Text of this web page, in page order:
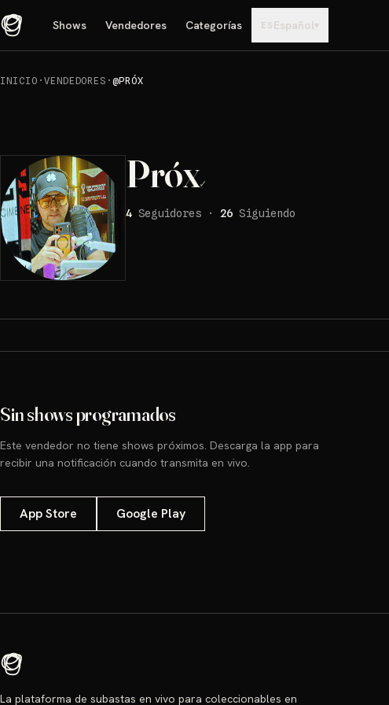
Shows Vendedores Categorías ES Español▾
INICIO · VENDEDORES ·@PRÓX
Próx✓
4 Seguidores · 26 Siguiendo
Sin shows programados
Este vendedor no tiene shows próximos. Descarga la app para
recibir una notificación cuando transmita en vivo.
App Store Google Play
La plataforma de subastas en vivo para coleccionables en